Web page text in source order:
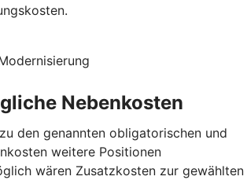
Nebenkosten
den genannten obligatorischen und
weitere Positionen
wären Zusatzkosten zur gewählten